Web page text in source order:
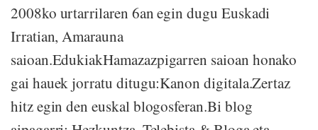
2008ko urtarrilaren 6an egin dugu Euskadi
Irratian, Amarauna
saioan.EdukiakHamazazpigarren saioan honako
gai hauek jorratu ditugu:Kanon digitala.Zertaz
hitz egin den euskal blogosferan.Bi blog